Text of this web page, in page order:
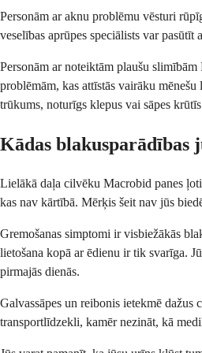
Personām ar aknu problēmu vēsturi
veselības aprūpes speciālists var pasūtīt
Personām ar noteiktām plaušu
problēmām, kas attīstās vairāku
trūkums, noturīgs klepus vai sāpes
Kādas blakusparādības
Lielākā daļa cilvēku Macrobid panes
kas nav kārtībā. Mērķis šeit nav jūs
Gremošanas simptomi ir visbiežākās
lietošana kopā ar ēdienu ir tik svarīga.
pirmajās dienās.
Galvassāpes un reibonis ietekmē
transportlīdzekli, kamēr nezināt, kā